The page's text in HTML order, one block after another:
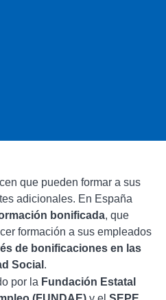
que pueden formar a sus
adicionales. En España
bonificada, que
formación a sus empleados
de bonificaciones en las
Social .
por la Fundación Estatal